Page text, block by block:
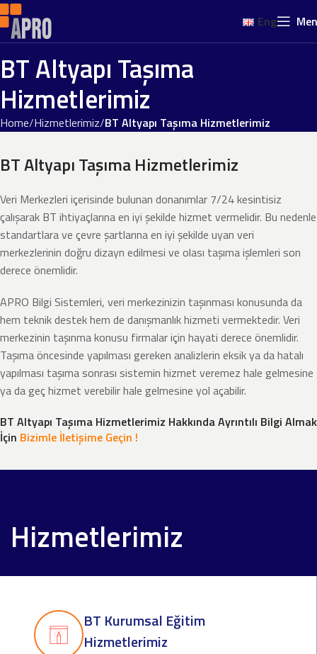
Eng
BT Altyapı Taşıma
Hizmetlerimiz
Home Hizmetlerimiz BT Altyapı Taşıma Hizmetlerimiz
BT Altyapı Taşıma Hizmetlerimiz
Veri Merkezleri içerisinde bulunan donanımlar 7/24 kesintisiz
çalışarak BT ihtiyaçlarına en iyi şekilde hizmet vermelidir. Bu nedenle
standartlara ve çevre şartlarına en iyi şekilde uyan veri
merkezlerinin doğru dizayn edilmesi ve olası taşıma işlemleri son
derece önemlidir.
APRO Bilgi Sistemleri, veri merkezinizin taşınması konusunda da
hem teknik destek hem de danışmanlık hizmeti vermektedir. Veri
merkezinin taşınma konusu firmalar için hayati derece önemlidir.
Taşıma öncesinde yapılması gereken analizlerin eksik ya da hatalı
yapılması taşıma sonrası sistemin hizmet veremez hale gelmesine
ya da geç hizmet verebilir hale gelmesine yol açabilir.
BT Altyapı Taşıma Hizmetlerimiz Hakkında Ayrıntılı Bilgi Almak
İçin Bizimle İletişime Geçin !
Hizmetlerimiz
BT Kurumsal Eğitim
Hizmetlerimiz